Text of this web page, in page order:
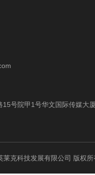
号院甲1号华文国际传媒大
莱克科技发展有限公司 版